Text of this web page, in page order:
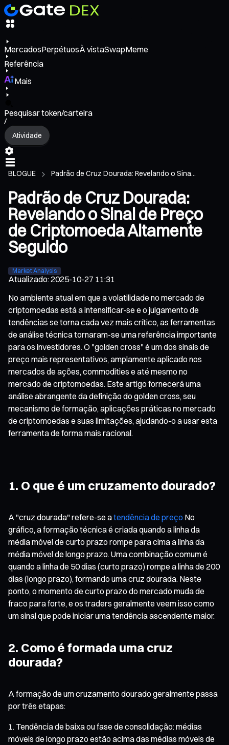
MercadosPerpétuosÀ vistaSwapMeme
Referência
Mais
Pesquisar token/carteira
/
Atividade
BLOGUE Padrão de Cruz Dourada: Revelando o Sina...
Padrão de Cruz Dourada:
Revelando o Sinal de Preço
de Criptomoeda Altamente
Seguido
Market Analysis
Atualizado:2025-10-27 11:31
No ambiente atual em que a volatilidade no mercado de
criptomoedas está a intensificar-se e o julgamento de
tendências se torna cada vez mais crítico, as ferramentas
de análise técnica tornaram-se uma referência importante
para os investidores. O "golden cross" é um dos sinais de
preço mais representativos, amplamente aplicado nos
mercados de ações, commodities e até mesmo no
mercado de criptomoedas. Este artigo fornecerá uma
análise abrangente da definição do golden cross, seu
mecanismo de formação, aplicações práticas no mercado
de criptomoedas e suas limitações, ajudando-o a usar esta
ferramenta de forma mais racional.
1. O que é um cruzamento dourado?
A "cruz dourada" refere-se atendência de preço No
gráfico, a formação técnica é criada quando a linha da
média móvel de curto prazo rompe para cima a linha da
média móvel de longo prazo. Uma combinação comum é
quando a linha de 50 dias (curto prazo) rompe a linha de 200
dias (longo prazo), formando uma cruz dourada. Neste
ponto, o momento de curto prazo do mercado muda de
fraco para forte, e os traders geralmente veem isso como
um sinal que pode iniciar uma tendência ascendente maior.
2. Como é formada uma cruz
dourada?
A formação de um cruzamento dourado geralmente passa
por três etapas:
Tendência de baixa ou fase de consolidação: médias
móveis de longo prazo estão acima das médias móveis de